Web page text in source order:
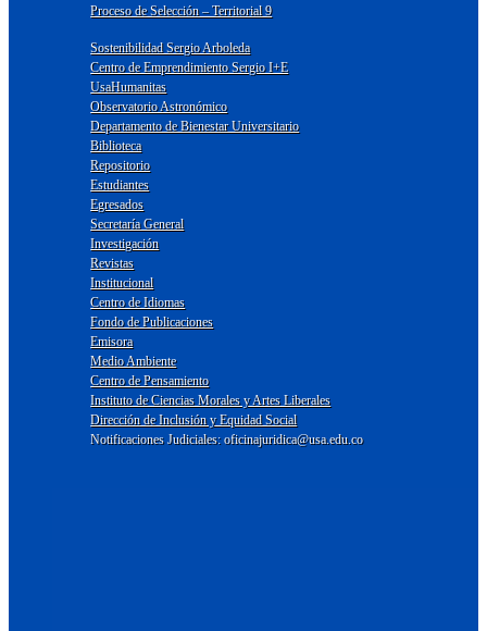
Proceso de Selección – Territorial 9
Sostenibilidad Sergio Arboleda
Centro de Emprendimiento Sergio I+E
UsaHumanitas
Observatorio Astronómico
Departamento de Bienestar Universitario
Biblioteca
Repositorio
Estudiantes
Egresados
Secretaría General
Investigación
Revistas
Institucional
Centro de Idiomas
Fondo de Publicaciones
Emisora
Medio Ambiente
Centro de Pensamiento
Instituto de Ciencias Morales y Artes Liberales
Dirección de Inclusión y Equidad Social
Notificaciones Judiciales: oficinajuridica@usa.edu.co